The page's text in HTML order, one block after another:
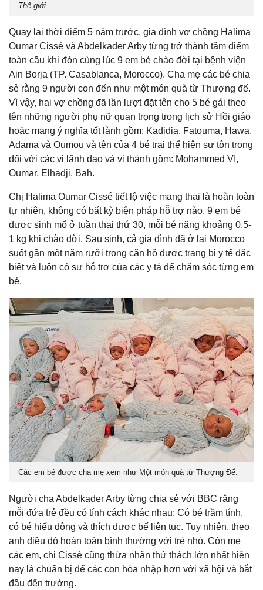
Thế giới.
Quay lại thời điểm 5 năm trước, gia đình vợ chồng Halima
Oumar Cissé và Abdelkader Arby từng trở thành tâm điểm
toàn cầu khi đón cùng lúc 9 em bé chào đời tại bệnh viện
Ain Borja (TP. Casablanca, Morocco). Cha mẹ các bé chia
sẻ rằng 9 người con đến như một món quà từ Thượng đế.
Vì vậy, hai vợ chồng đã lần lượt đặt tên cho 5 bé gái theo
tên những người phụ nữ quan trọng trong lịch sử Hồi giáo
hoặc mang ý nghĩa tốt lành gồm: Kadidia, Fatouma, Hawa,
Adama và Oumou và tên của 4 bé trai thể hiện sự tôn trọng
đối với các vị lãnh đạo và vị thánh gồm: Mohammed VI,
Oumar, Elhadji, Bah.
Chị Halima Oumar Cissé tiết lộ việc mang thai là hoàn toàn
tự nhiên, không có bất kỳ biện pháp hỗ trợ nào. 9 em bé
được sinh mổ ở tuần thai thứ 30, mỗi bé nặng khoảng 0,5-
1 kg khi chào đời. Sau sinh, cả gia đình đã ở lại Morocco
suốt gần một năm rưỡi trong căn hộ được trang bị y tế đặc
biệt và luôn có sự hỗ trợ của các y tá để chăm sóc từng em
bé.
Các em bé được cha mẹ xem như Một món quà từ Thượng Đế.
Người cha Abdelkader Arby từng chia sẻ với BBC rằng
mỗi đứa trẻ đều có tính cách khác nhau: Có bé trầm tính,
có bé hiếu động và thích được bế liên tục. Tuy nhiên, theo
anh điều đó hoàn toàn bình thường với trẻ nhỏ. Còn mẹ
các em, chị Cissé cũng thừa nhận thử thách lớn nhất hiện
nay là chuẩn bị để các con hòa nhập hơn với xã hội và bắt
đầu đến trường.